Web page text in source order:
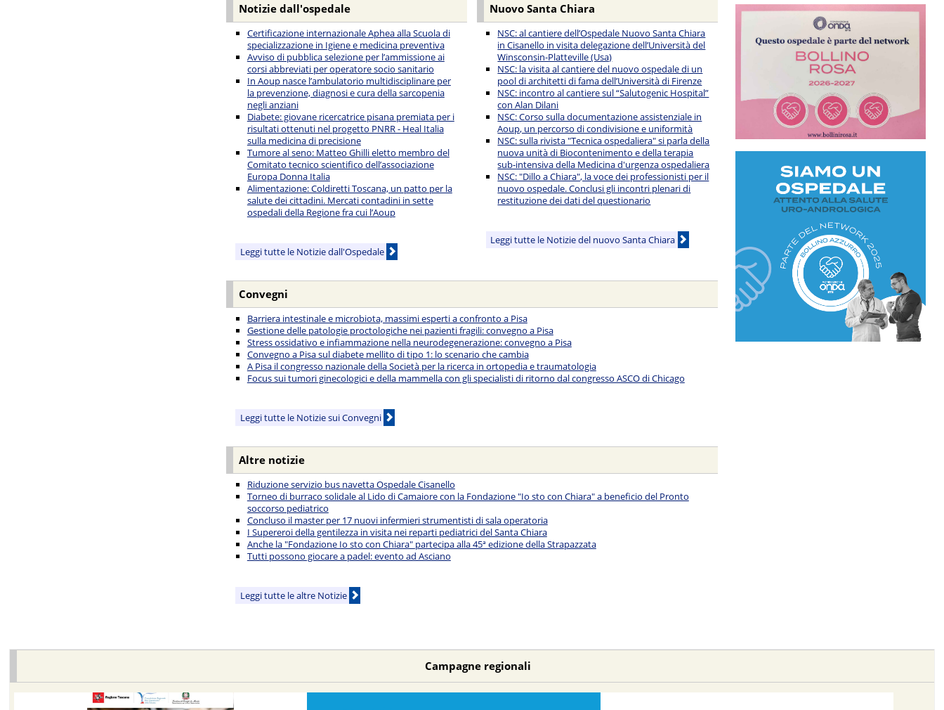
Notizie dall'ospedale
Certificazione internazionale Aphea alla Scuola di
specializzazione in Igiene e medicina preventiva
Avviso di pubblica selezione per l’ammissione ai
corsi abbreviati per operatore socio sanitario
In Aoup nasce l’ambulatorio multidisciplinare per
la prevenzione, diagnosi e cura della sarcopenia
negli anziani
Diabete: giovane ricercatrice pisana premiata per i
risultati ottenuti nel progetto PNRR - Heal Italia
sulla medicina di precisione
Tumore al seno: Matteo Ghilli eletto membro del
Comitato tecnico scientifico dell’associazione
Europa Donna Italia
Alimentazione: Coldiretti Toscana, un patto per la
salute dei cittadini. Mercati contadini in sette
ospedali della Regione fra cui l’Aoup
Leggi tutte le Notizie dall'Ospedale
Nuovo Santa Chiara
NSC: al cantiere dell’Ospedale Nuovo Santa Chiara
in Cisanello in visita delegazione dell’Università del
Winsconsin-Platteville (Usa)
NSC: la visita al cantiere del nuovo ospedale di un
pool di architetti di fama dell’Università di Firenze
NSC: incontro al cantiere sul “Salutogenic Hospital”
con Alan Dilani
NSC: Corso sulla documentazione assistenziale in
Aoup, un percorso di condivisione e uniformità
NSC: sulla rivista "Tecnica ospedaliera" si parla della
nuova unità di Biocontenimento e della terapia
sub-intensiva della Medicina d'urgenza ospedaliera
NSC: "Dillo a Chiara", la voce dei professionisti per il
nuovo ospedale. Conclusi gli incontri plenari di
restituzione dei dati del questionario
Leggi tutte le Notizie del nuovo Santa Chiara
Convegni
Barriera intestinale e microbiota, massimi esperti a confronto a Pisa
Gestione delle patologie proctologiche nei pazienti fragili: convegno a Pisa
Stress ossidativo e infiammazione nella neurodegenerazione: convegno a Pisa
Convegno a Pisa sul diabete mellito di tipo 1: lo scenario che cambia
A Pisa il congresso nazionale della Società per la ricerca in ortopedia e traumatologia
Focus sui tumori ginecologici e della mammella con gli specialisti di ritorno dal congresso ASCO di Chicago
Leggi tutte le Notizie sui Convegni
Altre notizie
Riduzione servizio bus navetta Ospedale Cisanello
Torneo di burraco solidale al Lido di Camaiore con la Fondazione "Io sto con Chiara" a beneficio del Pronto
soccorso pediatrico
Concluso il master per 17 nuovi infermieri strumentisti di sala operatoria
I Supereroi della gentilezza in visita nei reparti pediatrici del Santa Chiara
Anche la "Fondazione Io sto con Chiara" partecipa alla 45ª edizione della Strapazzata
Tutti possono giocare a padel: evento ad Asciano
Leggi tutte le altre Notizie
Campagne regionali